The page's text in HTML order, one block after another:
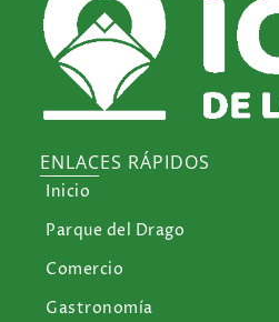
ENLACES RÁPIDOS
Inicio
Parque del Drago
Comercio
Gastronomía